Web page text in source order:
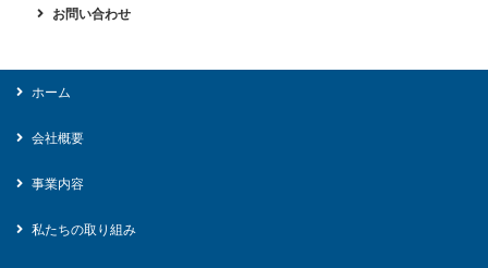
お問い合わせ
ホーム
会社概要
事業内容
私たちの取り組み